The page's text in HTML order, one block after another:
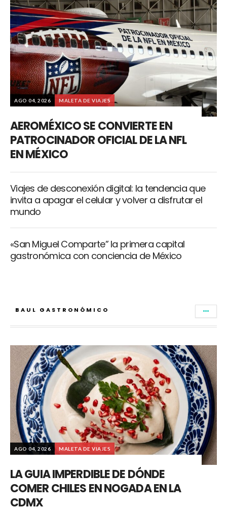
AGO 04, 2026 MALETA DE VIAJES
AEROMÉXICO SE CONVIERTE EN
PATROCINADOR OFICIAL DE LA NFL
EN MÉXICO
Viajes de desconexión digital: la tendencia que
invita a apagar el celular y volver a disfrutar el
mundo
«San Miguel Comparte” la primera capital
gastronómica con conciencia de México
BAUL GASTRONÓMICO
AGO 04, 2026 MALETA DE VIAJES
LA GUIA IMPERDIBLE DE DÓNDE
COMER CHILES EN NOGADA EN LA
CDMX